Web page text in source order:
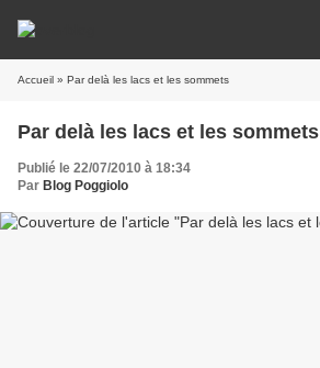
Accueil » Par delà les lacs et les sommets
Par delà les lacs et les sommets
Publié le 22/07/2010 à 18:34
Par Blog Poggiolo